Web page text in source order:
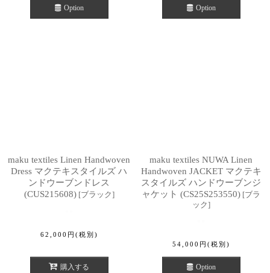
Option Option
maku textiles Linen Handwoven
Dress マクテキスタイルズ ハ
ンドウーブンドレス
(CUS215608) [ブラック]
62,000 円 (税別)
購入する
maku textiles NUWA Linen
Handwoven JACKET マクテキ
スタイルズ ハンドウーブンジ
ャケット (CS25S253550) [ブラ
ック]
54,000 円 (税別)
Option